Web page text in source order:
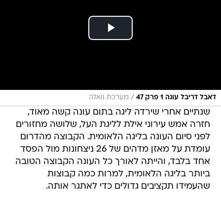
דאבל דריבל עונה 1 פרק 47 / מערכת וואלה
שנתיים אחרי שירדה ליגה בתום עונה קשה מאוד,
חזרה אמש עירוני אילת לליגת העל, שלושה מחזורים
לפני סיום העונה בליגה הלאומית. הקבוצה מהדרום
עומדת על מאזן מדהים של 26 ניצחונות מול הפסד
אחד בלבד, והייתה לאורך כל העונה הקבוצה הטובה
ביותר בליגה הלאומית, למרות כמה קבוצות
שהעמידו תקציבים גדולים כדי לאתגר אותה.